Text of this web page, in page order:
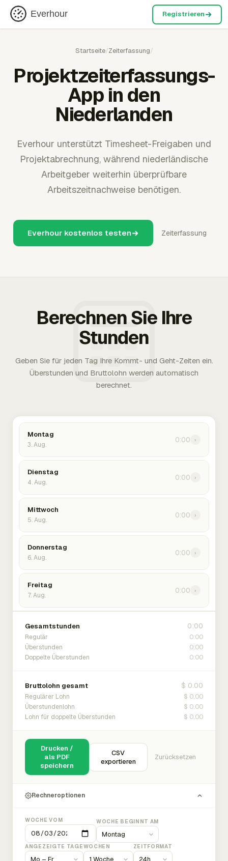
Everhour Registrieren
Startseite/Zeiterfassung/
Projektzeiterfassungs-
App in den
Niederlanden
Everhour unterstützt Timesheet-Freigaben und
Projektabrechnung, während niederländische
Arbeitgeber weiterhin überprüfbare
Arbeitszeitnachweise benötigen.
Everhour kostenlos testen Zeiterfassung
Berechnen Sie Ihre
Stunden
Geben Sie für jeden Tag Ihre Kommt- und Geht-Zeiten ein.
Überstunden und Bruttolohn werden automatisch
berechnet.
Montag
3. Aug.
0:00 ›
Dienstag
4. Aug.
0:00 ›
Mittwoch
5. Aug.
0:00 ›
Donnerstag
6. Aug.
0:00 ›
Freitag
7. Aug.
0:00 ›
Gesamtstunden 0:00
Regulär 0:00
Überstunden 0:00
Doppelte Überstunden 0:00
Bruttolohn gesamt $ 0.00
Regulärer Lohn $ 0.00
Überstundenlohn $ 0.00
Lohn für doppelte Überstunden $ 0.00
Drucken /
als PDF
speichern
CSV
exportieren
Zurücksetzen
Rechneroptionen
WOCHE VOM WOCHE BEGINNT AM
ANGEZEIGTE TAGEWOCHEN ZEITFORMAT